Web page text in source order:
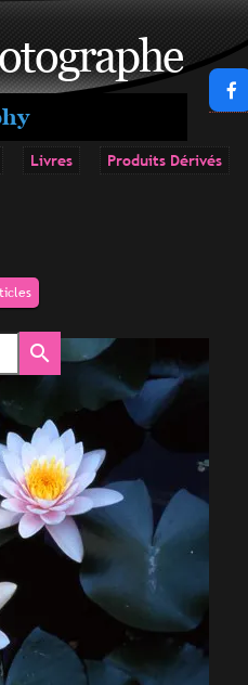
Livres Produits Dérivés

search